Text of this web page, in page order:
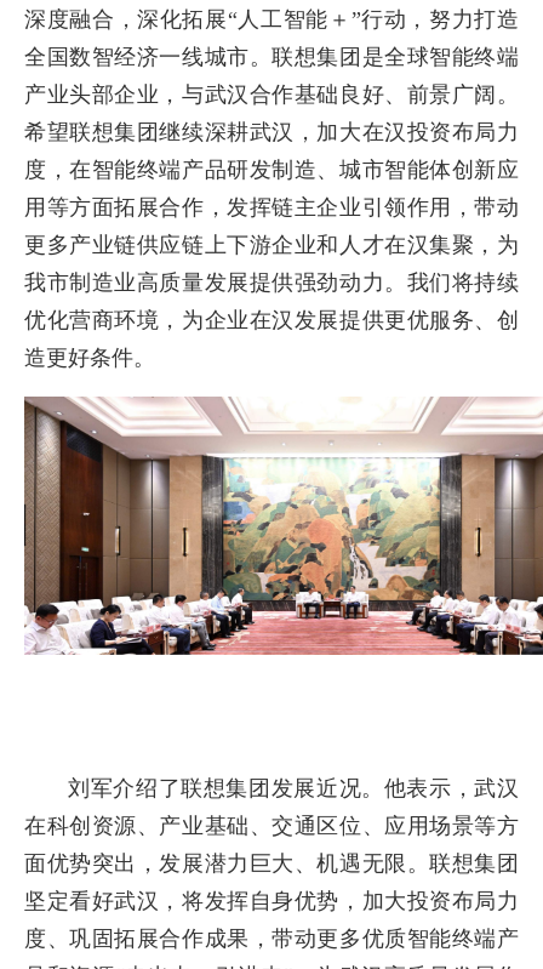
深度融合，深化拓展“人工智能＋”行动，努力打造
全国数智经济一线城市。联想集团是全球智能终端
产业头部企业，与武汉合作基础良好、前景广阔。
希望联想集团继续深耕武汉，加大在汉投资布局力
度，在智能终端产品研发制造、城市智能体创新应
用等方面拓展合作，发挥链主企业引领作用，带动
更多产业链供应链上下游企业和人才在汉集聚，为
我市制造业高质量发展提供强劲动力。我们将持续
优化营商环境，为企业在汉发展提供更优服务、创
造更好条件。
刘军介绍了联想集团发展近况。他表示，武汉
在科创资源、产业基础、交通区位、应用场景等方
面优势突出，发展潜力巨大、机遇无限。联想集团
坚定看好武汉，将发挥自身优势，加大投资布局力
度、巩固拓展合作成果，带动更多优质智能终端产